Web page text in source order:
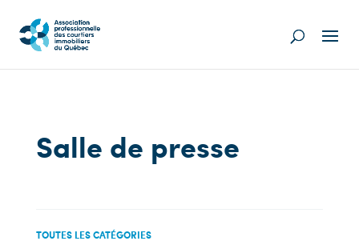
Salle de presse
TOUTES LES CATÉGORIES